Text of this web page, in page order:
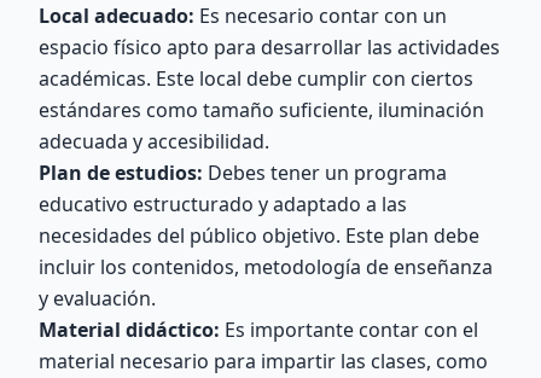
Local adecuado: Es necesario contar con un
espacio físico apto para desarrollar las actividades
académicas. Este local debe cumplir con ciertos
estándares como tamaño suficiente, iluminación
adecuada y accesibilidad.
Plan de estudios: Debes tener un programa
educativo estructurado y adaptado a las
necesidades del público objetivo. Este plan debe
incluir los contenidos, metodología de enseñanza
y evaluación.
Material didáctico: Es importante contar con el
material necesario para impartir las clases, como